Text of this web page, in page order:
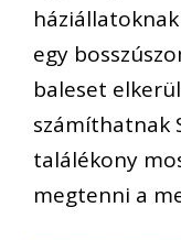
egy
baleset
számíthatnak
találékony
megtenni a